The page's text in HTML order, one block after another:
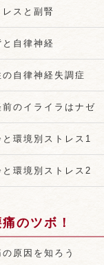
レスと副腎
と自律神経
の自律神経失調症
前のイライラはナゼ
と環境別ストレス1
と環境別ストレス2
のツボ！
原因を知ろう